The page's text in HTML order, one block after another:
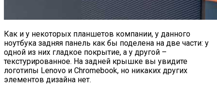
Как и у некоторых планшетов компании, у данного
ноутбука задняя панель как бы поделена на две части: у
одной из них гладкое покрытие, а у другой –
текстурированное. На задней крышке вы увидите
логотипы Lenovo и Chromebook, но никаких других
элементов дизайна нет.